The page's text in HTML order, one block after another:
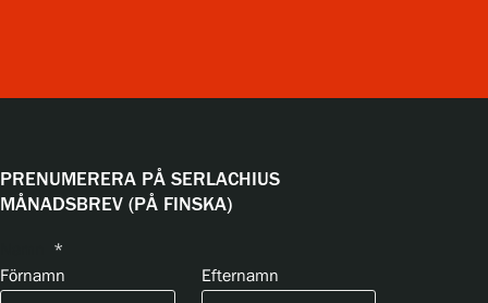
PRENUMERERA PÅ SERLACHIUS
MÅNADSBREV (PÅ FINSKA)
*
Förnamn
Efternamn